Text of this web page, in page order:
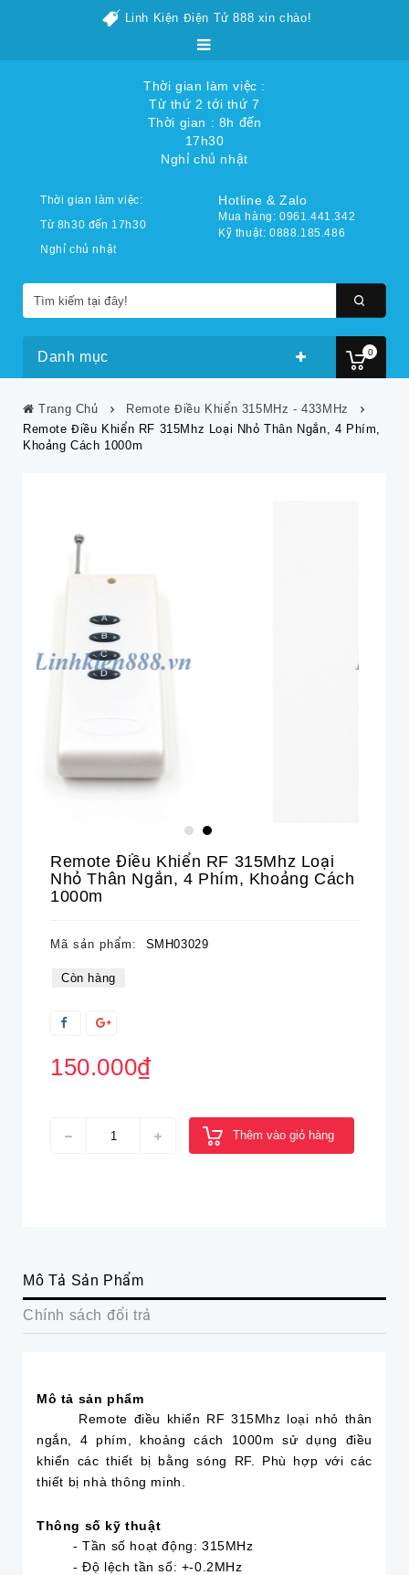
Linh Kiện Điện Tử 888 xin chào!
Thời gian làm việc :
Từ thứ 2 tới thứ 7
Thời gian : 8h đến
17h30
Nghỉ chủ nhật
0
Thời gian làm việc:
Từ 8h30 đến 17h30
Nghỉ chủ nhật
Hotline & Zalo
Mua hàng: 0961.441.342
Kỹ thuật: 0888.185.486
Danh mục
Trang Chủ
Remote Điều Khiển 315MHz - 433MHz
Remote Điều Khiển RF 315Mhz Loại Nhỏ Thân Ngắn, 4 Phím,
Khoảng Cách 1000m
Remote Điều Khiển RF 315Mhz Loại
Nhỏ Thân Ngắn, 4 Phím, Khoảng Cách
1000m
Mã sản phẩm: SMH03029
Còn hàng
150.000₫
Thêm vào giỏ hàng
Mô Tả Sản Phẩm
Chính sách đổi trả
Mô tả sản phẩm
Remote điều khiển RF 315Mhz loại nhỏ thân
ngắn, 4 phím, khoảng cách 1000m sử dụng điều
khiển các thiết bị bằng sóng RF. Phù hợp với các
thiết bị nhà thông minh.
Thông số kỹ thuật
- Tần số hoạt động: 315MHz
- Độ lệch tần số: +-0.2MHz